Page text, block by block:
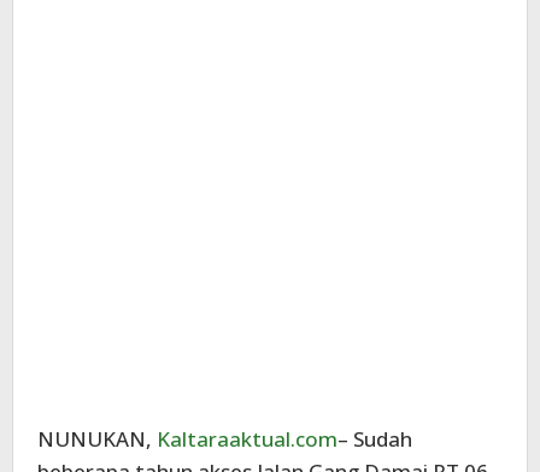
NUNUKAN, Kaltaraaktual.com– Sudah